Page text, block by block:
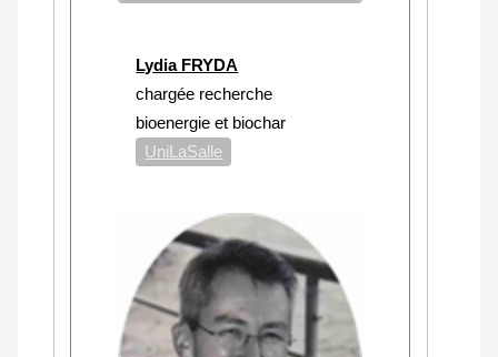
Lydia FRYDA
chargée recherche
bioenergie et biochar
UniLaSalle